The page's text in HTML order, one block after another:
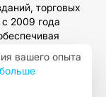
торговых
2009 года
вариантов
чтобы
вашего опыта